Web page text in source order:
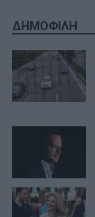
ΔΗΜΟΦΙΛΗ